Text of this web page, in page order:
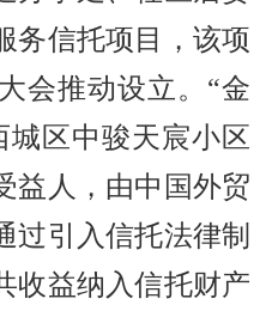
务信托项目，该项
会推动设立。“金
城区中骏天宸小区
益人，由中国外贸
过引入信托法律制
收益纳入信托财产